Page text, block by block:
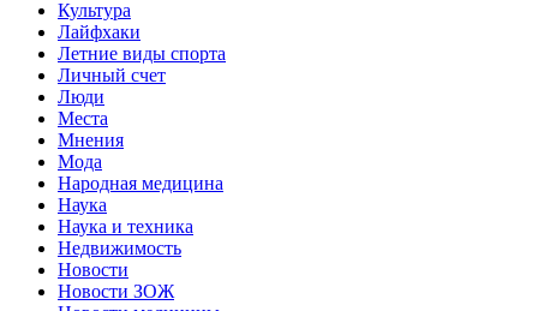
Культура
Лайфхаки
Летние виды спорта
Личный счет
Люди
Места
Мнения
Мода
Народная медицина
Наука
Наука и техника
Недвижимость
Новости
Новости ЗОЖ